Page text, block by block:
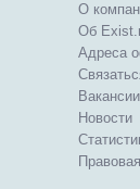
О
Об
Адреса
Вакансии
Новости